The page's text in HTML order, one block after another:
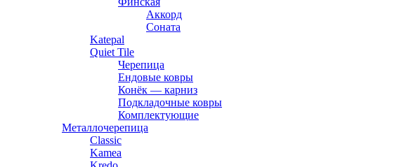
Аккорд
Соната
Katepal
Quiet Tile
Черепица
Ендовые ковры
Конёк — карниз
Подкладочные ковры
Комплектующие
Металлочерепица
Classic
Kamea